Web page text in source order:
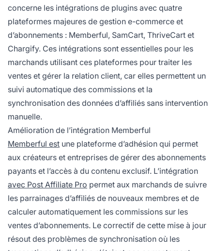
concerne les intégrations de plugins avec quatre
plateformes majeures de gestion e-commerce et
d’abonnements : Memberful, SamCart, ThriveCart et
Chargify. Ces intégrations sont essentielles pour les
marchands utilisant ces plateformes pour traiter les
ventes et gérer la relation client, car elles permettent un
suivi automatique des commissions et la
synchronisation des données d’affiliés sans intervention
manuelle.
Amélioration de l’intégration Memberful
Memberful est une plateforme d’adhésion qui permet
aux créateurs et entreprises de gérer des abonnements
payants et l’accès à du contenu exclusif. L’intégration
avec Post Affiliate Pro permet aux marchands de suivre
les parrainages d’affiliés de nouveaux membres et de
calculer automatiquement les commissions sur les
ventes d’abonnements. Le correctif de cette mise à jour
résout des problèmes de synchronisation où les